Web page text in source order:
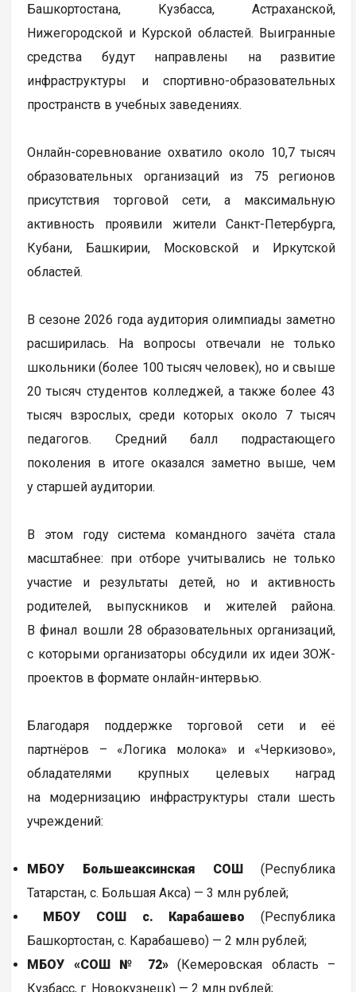
Башкортостана, Кузбасса, Астраханской,
Нижегородской и Курской областей. Выигранные
средства будут направлены на развитие
инфраструктуры и спортивно-образовательных
пространств в учебных заведениях.
Онлайн-соревнование охватило около 10,7 тысяч
образовательных организаций из 75 регионов
присутствия торговой сети, а максимальную
активность проявили жители Санкт-Петербурга,
Кубани, Башкирии, Московской и Иркутской
областей.
В сезоне 2026 года аудитория олимпиады заметно
расширилась. На вопросы отвечали не только
школьники (более 100 тысяч человек), но и свыше
20 тысяч студентов колледжей, а также более 43
тысяч взрослых, среди которых около 7 тысяч
педагогов. Средний балл подрастающего
поколения в итоге оказался заметно выше, чем
у старшей аудитории.
В этом году система командного зачёта стала
масштабнее: при отборе учитывались не только
участие и результаты детей, но и активность
родителей, выпускников и жителей района.
В финал вошли 28 образовательных организаций,
с которыми организаторы обсудили их идеи ЗОЖ-
проектов в формате онлайн-интервью.
Благодаря поддержке торговой сети и её
партнёров – «Логика молока» и «Черкизово»,
обладателями крупных целевых наград
на модернизацию инфраструктуры стали шесть
учреждений:
МБОУ Большеаксинская СОШ(Республика
Татарстан, с. Большая Акса) — 3 млн рублей;
МБОУ СОШ с. Карабашево (Республика
Башкортостан, с. Карабашево) — 2 млн рублей;
МБОУ «СОШ № 72»(Кемеровская область –
Кузбасс, г. Новокузнецк) — 2 млн рублей;